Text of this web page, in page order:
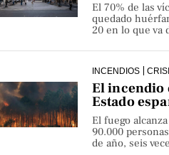
El 70% de las
quedado
20 en lo que va
INCENDIOS
El incendio
Estado
El fuego
90.000
de año, seis